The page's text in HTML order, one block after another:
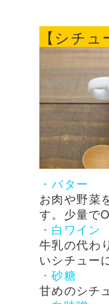
【シチュ
・バター
お肉や野菜
す。少量で
・白ワイン
牛乳の代わ
いシチュー
・砂糖
甘めのシチ